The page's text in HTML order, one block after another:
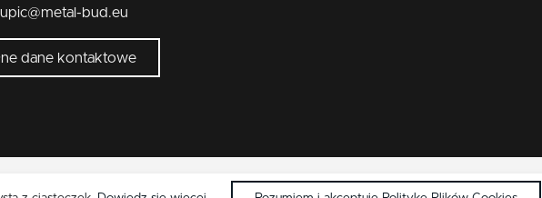
bud.eu
dane kontaktowe
Copyright © 2026 Metal-Bud. Wszelkie przwa zastrzeżone.